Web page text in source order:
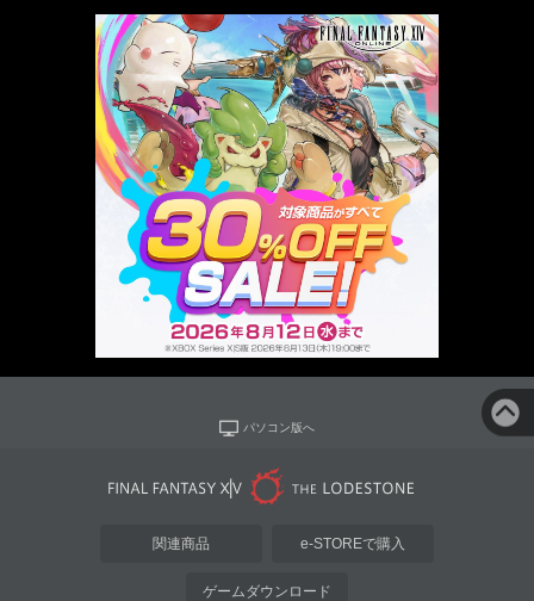
パソコン版へ
関連商品 e-STOREで購入
ゲームダウンロード